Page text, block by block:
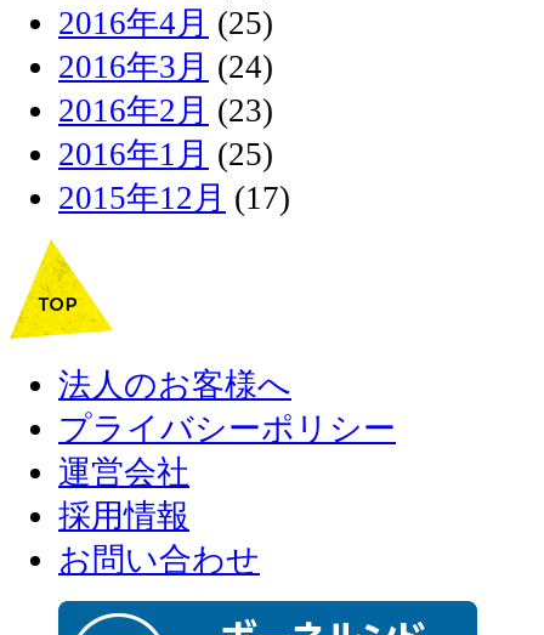
2016年4月 (25)
2016年3月 (24)
2016年2月 (23)
2016年1月 (25)
2015年12月 (17)
法人のお客様へ
プライバシーポリシー
運営会社
採用情報
お問い合わせ